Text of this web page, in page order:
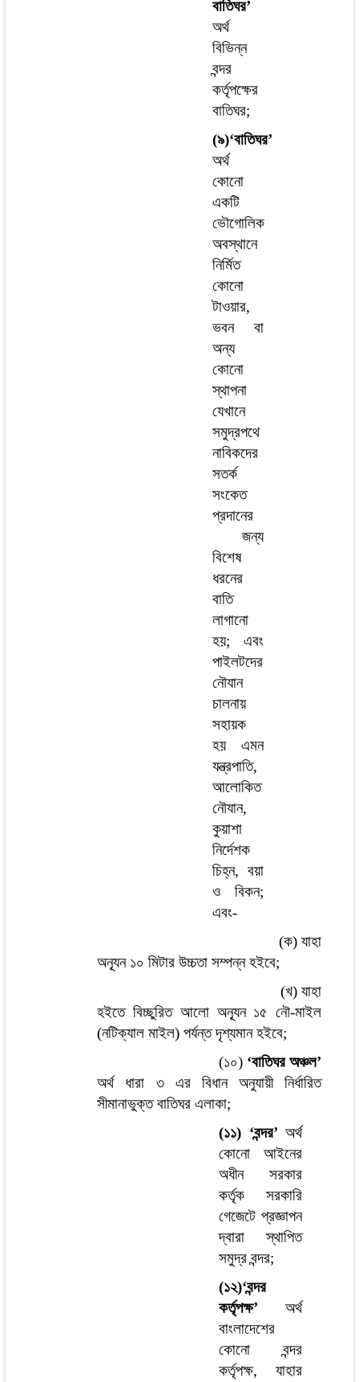
বাতিঘর’
অর্থ
বিভিন্ন
বন্দর
কর্তৃপক্ষের
বাতিঘর;
(৯)‘বাতিঘর’
অর্থ
কোনো
একটি
ভৌগোলিক
অবস্থানে
নির্মিত
কোনো
টাওয়ার,
ভবন বা
অন্য
কোনো
স্থাপনা
যেখানে
সমুদ্রপথে
নাবিকদের
সতর্ক
সংকেত
প্রদানের
জন্য
বিশেষ
ধরনের
বাতি
লাগানো
হয়; এবং
পাইলটদের
নৌযান
চালনায়
সহায়ক
হয় এমন
যন্ত্রপাতি,
আলোকিত
নৌযান,
কুয়াশা
নির্দেশক
চিহ্ন, বয়া
ও বিকন;
এবং-
(ক) যাহা
অন্যূন ১০ মিটার উচ্চতা সম্পন্ন হইবে;
(খ) যাহা
হইতে বিচ্ছুরিত আলো অন্যূন ১৫ নৌ-মাইল
(নটিক্যাল মাইল) পর্যন্ত দৃশ্যমান হইবে;
(১০) ‘বাতিঘর অঞ্চল’
অর্থ ধারা ৩ এর বিধান অনুযায়ী নির্ধারিত
সীমানাভুক্ত বাতিঘর এলাকা;
(১১) ‘বন্দর’অর্থ
কোনো আইনের
অধীন সরকার
কর্তৃক সরকারি
গেজেটে প্রজ্ঞাপন
দ্বারা
স্থাপিত
সমুদ্র বন্দর;
(১২)‘বন্দর
কর্তৃপক্ষ’অর্থ
বাংলাদেশের
কোনো বন্দর
কর্তৃপক্ষ, যাহার